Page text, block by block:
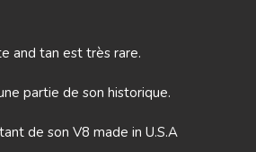
and tan est très rare.
partie de son historique.
de son V8 made in U.S.A